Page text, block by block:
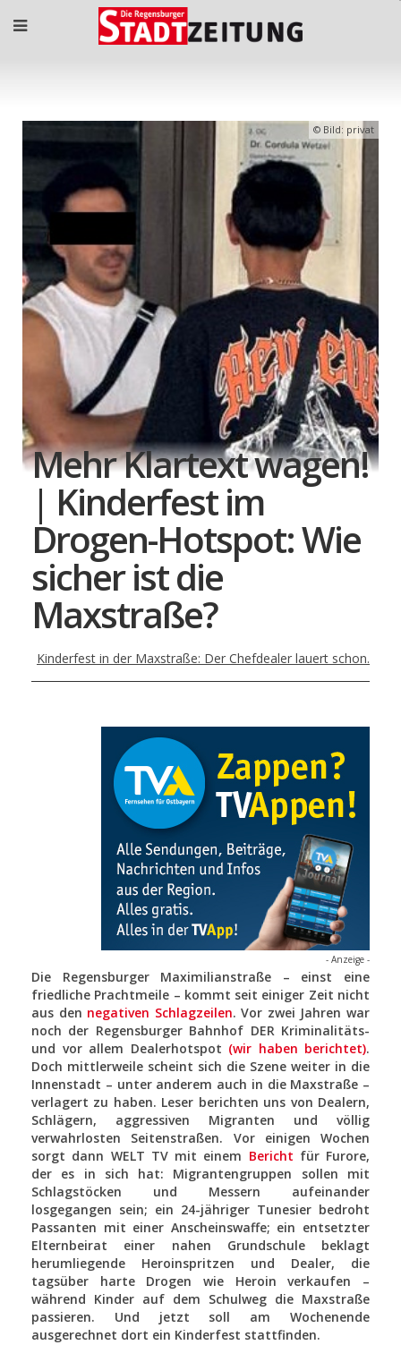
Bild: privat
Mehr Klartext wagen!
| Kinderfest im
Drogen-Hotspot: Wie
sicher ist die
Maxstraße?
Kinderfest in der Maxstraße: Der Chefdealer lauert schon.
- Anzeige -
Die Regensburger Maximilianstraße – einst eine
friedliche Prachtmeile – kommt seit einiger Zeit nicht
aus den negativen Schlagzeilen. Vor zwei Jahren war
noch der Regensburger Bahnhof DER Kriminalitäts-
und vor allem Dealerhotspot (wir haben berichtet).
Doch mittlerweile scheint sich die Szene weiter in die
Innenstadt – unter anderem auch in die Maxstraße –
verlagert zu haben. Leser berichten uns von Dealern,
Schlägern, aggressiven Migranten und völlig
verwahrlosten Seitenstraßen. Vor einigen Wochen
sorgt dann WELT TV mit einem Bericht für Furore,
der es in sich hat: Migrantengruppen sollen mit
Schlagstöcken und Messern aufeinander
losgegangen sein; ein 24-jähriger Tunesier bedroht
Passanten mit einer Anscheinswaffe; ein entsetzter
Elternbeirat einer nahen Grundschule beklagt
herumliegende Heroinspritzen und Dealer, die
tagsüber harte Drogen wie Heroin verkaufen –
während Kinder auf dem Schulweg die Maxstraße
passieren. Und jetzt soll am Wochenende
ausgerechnet dort ein Kinderfest stattfinden.